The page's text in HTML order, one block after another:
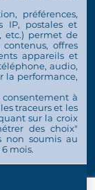
France
préférences,
IP, postales et
etc.) permet de
offres
appareils et
audio,
la performance,
consentement à
traceurs et les
sur la croix
des choix"
non soumis au
mois.